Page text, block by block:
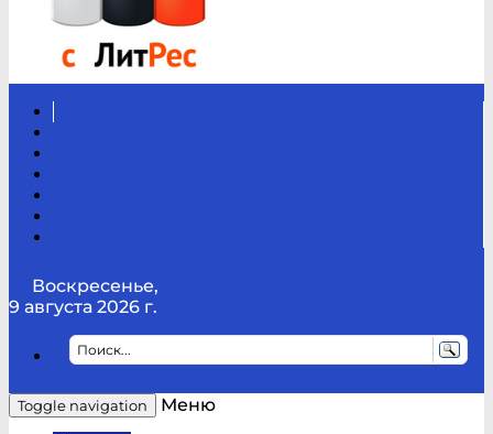
Воскресенье,
9 августа 2026 г.
Toggle navigation
Меню